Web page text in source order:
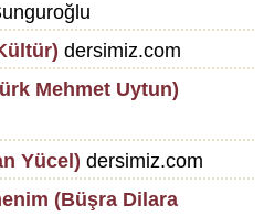
dersimiz.com
Mehmet Uytun)
Yücel) dersimiz.com
(Büşra Dilara